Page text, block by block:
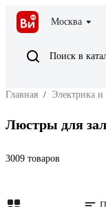
Москва
Поиск в
Главная / Электрика и
Люстры для
3009 товаров